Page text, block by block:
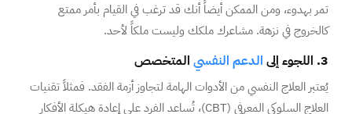
تمر بهدوء، ومن الممكن أيضاً أنك قد ترغب في القيام بأمر ممتع
كالخروج في نزهة. مشاعرك ملكك وليست ملكاً لأحد.
3. اللجوء إلى الدعم النفسي المتخصص
يُعتبر العلاج النفسي من الأدوات الهامة لتجاوز أزمة الفقد. فمثلاً تقنيات
العلاج السلوكي المعرفي (CBT)، تُساعد الفرد على إعادة هيكلة الأفكار